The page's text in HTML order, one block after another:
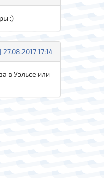
:)
27.08.2017 17:14
в Уэльсе или